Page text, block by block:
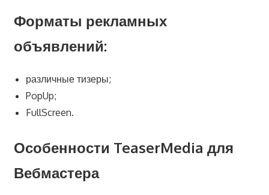
Форматы рекламных
объявлений:
различные тизеры;
PopUp;
FullScreen.
Особенности TeaserMedia для
Вебмастера